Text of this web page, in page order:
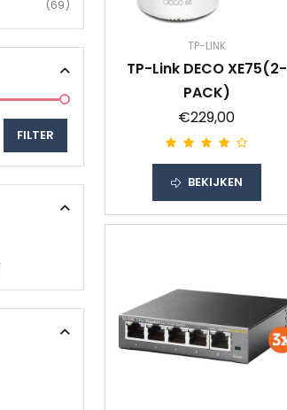
(69)
TP-LINK
TP-Link DECO XE75(2-
PACK)
€229,00
BEKIJKEN